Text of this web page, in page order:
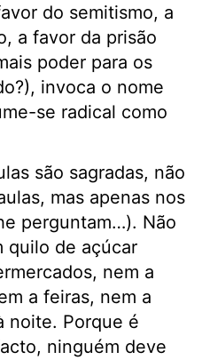
do semitismo, a
a favor da prisão
poder para os
invoca o nome
se radical como
são sagradas, não
mas apenas nos
perguntam…). Não
quilo de açúcar
nem a
a feiras, nem a
noite. Porque é
ninguém deve